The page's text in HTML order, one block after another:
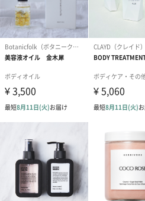
お届けからの
使用期限
シールに記載あり
留意事項
※オイルなどの成分を
れるため航空機に搭
め離島などの航空便
へお届けの場合は、
けが遅くなる可能性
商品オプシ
お届けボックスオプション
配送用のダンボールを装飾いたし